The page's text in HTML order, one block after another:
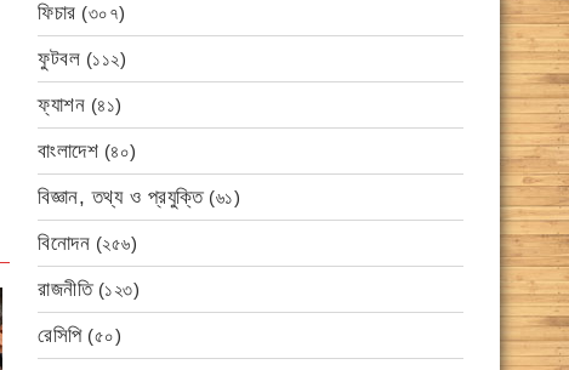
ফিচার (৩০৭)
ফুটবল (১১২)
ফ্যাশন (৪১)
বাংলাদেশ (৪০)
বিজ্ঞান, তথ্য ও প্রযুক্তি(৬১)
বিনোদন (২৫৬)
রাজনীতি(১২৩)
রেসিপি(৫০)